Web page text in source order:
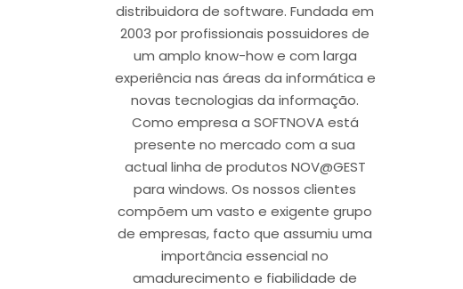
distribuidora de software. Fundada em
2003 por profissionais possuidores de
um amplo know-how e com larga
experiência nas áreas da informática e
novas tecnologias da informação.
Como empresa a SOFTNOVA está
presente no mercado com a sua
actual linha de produtos NOV@GEST
para windows. Os nossos clientes
compõem um vasto e exigente grupo
de empresas, facto que assumiu uma
importância essencial no
amadurecimento e fiabilidade de